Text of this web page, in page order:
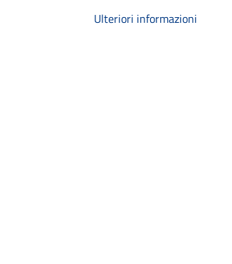
Ulteriori informazioni